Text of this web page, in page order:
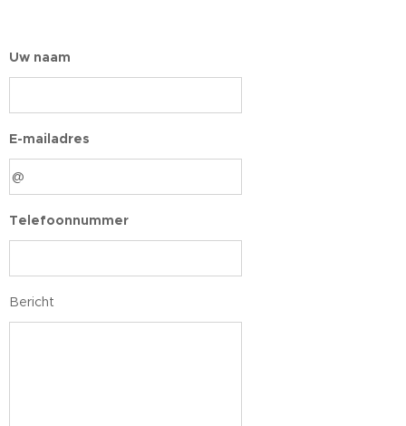
Uw naam
E-mailadres
Telefoonnummer
Bericht